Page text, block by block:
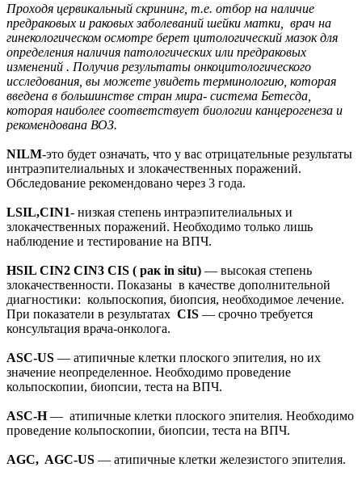
Проходя цервикальный скрининг, т.е. отбор на наличие
предраковых и раковых заболеваний шейки матки, врач на
гинекологическом осмотре берет цитологический мазок для
определения наличия патологических или предраковых
изменений . Получив результаты онкоцитологического
исследования, вы можете увидеть терминологию, которая
введена в большинстве стран мира- система Бетесда,
которая наиболее соответствует биологии канцерогенеза и
рекомендована ВОЗ.
NILM-это будет означать, что у вас отрицательные результаты
интраэпителиальных и злокачественных поражений.
Обследование рекомендовано через 3 года.
LSIL,CIN1- низкая степень интраэпителиальных и
злокачественных поражений. Необходимо только лишь
наблюдение и тестирование на ВПЧ.
HSIL CIN2 CIN3 CIS ( рак in situ) — высокая степень
злокачественности. Показаны в качестве дополнительной
диагностики: кольпоскопия, биопсия, необходимое лечение.
При показатели в результатах CIS — срочно требуется
консультация врача-онколога.
ASC-US — атипичные клетки плоского эпителия, но их
значение неопределенное. Необходимо проведение
кольпоскопии, биопсии, теста на ВПЧ.
ASC-H— атипичные клетки плоского эпителия. Необходимо
проведение кольпоскопии, биопсии, теста на ВПЧ.
AGC, AGC-US — атипичные клетки железистого эпителия.